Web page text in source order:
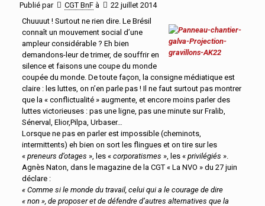
Publié par CGT BnF à
22 juillet 2014
Chuuuut ! Surtout ne rien dire. Le Brésil
connaît un mouvement social d’une
ampleur considérable ? Eh bien
demandons-leur de trimer, de souffrir en
silence et faisons une coupe du monde
coupée du monde. De toute façon, la consigne médiatique est
claire : les luttes, on n’en parle pas ! Il ne faut surtout pas montrer
que la « conflictualité » augmente, et encore moins parler des
luttes victorieuses : pas une ligne, pas une minute sur Fralib,
Sénerval, Elior,Pilpa, Urbaser…
Lorsque ne pas en parler est impossible (cheminots,
intermittents) eh bien on sort les flingues et on tire sur les
« preneurs d’otages », les « corporatismes », les « privilégiés ».
Agnès Naton, dans le magazine de la CGT « La NVO » du 27 juin
déclare :
« Comme si le monde du travail, celui qui a le courage de dire
« non », de proposer et de défendre d’autres alternatives que la